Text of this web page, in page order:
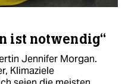
ist notwendig“
Jennifer Morgan.
Klimaziele